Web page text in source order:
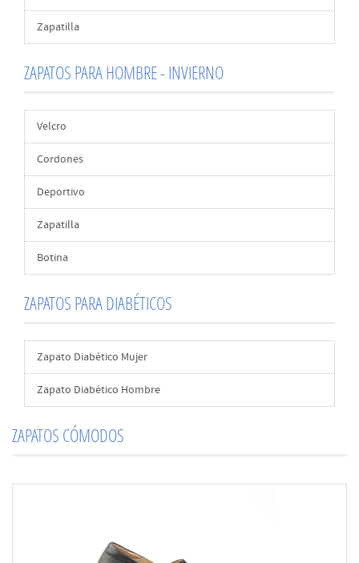
Zapatilla
ZAPATOS PARA HOMBRE - INVIERNO
Velcro
Cordones
Deportivo
Zapatilla
Botina
ZAPATOS PARA DIABÉTICOS
Zapato Diabético Mujer
Zapato Diabético Hombre
ZAPATOS CÓMODOS